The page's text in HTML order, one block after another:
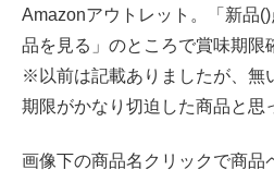
Amazonアウトレット。「新品
品を見る」のところで賞味期限
※以前は記載ありましたが、無
期限がかなり切迫した商品と思
画像下の商品名クリックで商品